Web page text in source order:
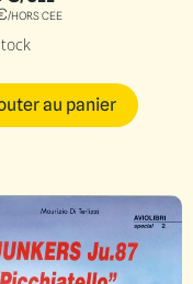
/HORS CEE
au panier